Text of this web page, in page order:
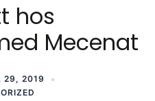
hos
Mecenat
29, 2019